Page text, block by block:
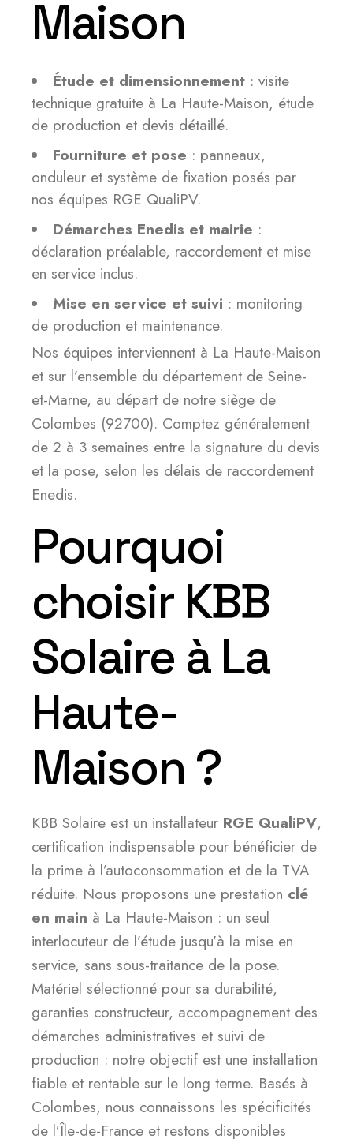
Maison
Étude et dimensionnement : visite
technique gratuite à La Haute-Maison, étude
de production et devis détaillé.
Fourniture et pose : panneaux,
onduleur et système de fixation posés par
nos équipes RGE QualiPV.
Démarches Enedis et mairie :
déclaration préalable, raccordement et mise
en service inclus.
Mise en service et suivi : monitoring
de production et maintenance.
Nos équipes interviennent à La Haute-Maison
et sur l’ensemble du département de Seine-
et-Marne, au départ de notre siège de
Colombes (92700). Comptez généralement
de 2 à 3 semaines entre la signature du devis
et la pose, selon les délais de raccordement
Enedis.
Pourquoi
choisir KBB
Solaire à La
Haute-
Maison ?
KBB Solaire est un installateur RGE QualiPV,
certification indispensable pour bénéficier de
la prime à l’autoconsommation et de la TVA
réduite. Nous proposons une prestation clé
en main à La Haute-Maison : un seul
interlocuteur de l’étude jusqu’à la mise en
service, sans sous-traitance de la pose.
Matériel sélectionné pour sa durabilité,
garanties constructeur, accompagnement des
démarches administratives et suivi de
production : notre objectif est une installation
fiable et rentable sur le long terme. Basés à
Colombes, nous connaissons les spécificités
de l’Île-de-France et restons disponibles